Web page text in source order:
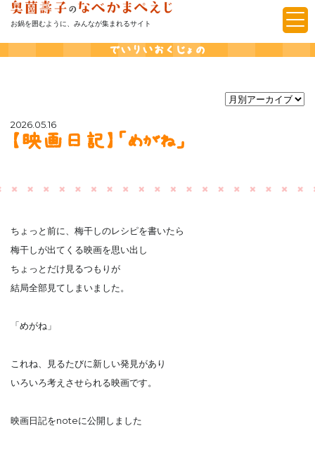
お鍋を囲むように、みんなが集まれるサイト
でいりいおくじょの
2026.05.16
【映画日記】「めがね」
ちょっと前に、梅干しのレシピを書いたら
梅干しが出てくる映画を思い出し
ちょっとだけ見るつもりが
結局全部見てしまいました。
「めがね」
これね、見るたびに新しい発見があり
いろいろ考えさせられる映画です。
映画日記をnoteに公開しました